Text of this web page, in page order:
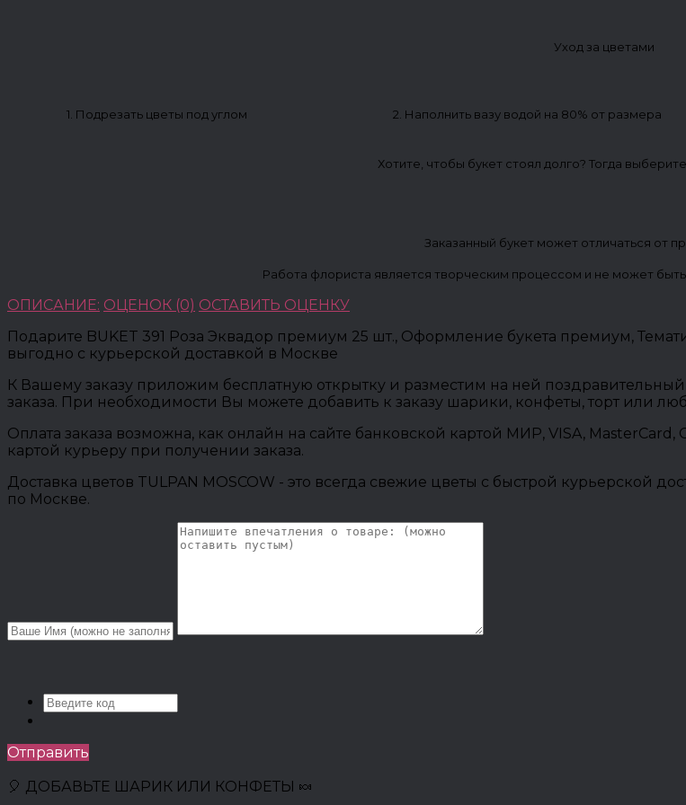
Уход за цветами
1. Подрезать цветы под углом 2. Наполнить вазу водой на 80% от размера
Хотите, чтобы букет стоял долго? Тогда
Заказанный букет может отличаться от
Работа флориста является творческим процессом и не может
ОПИСАНИЕ: ОЦЕНОК (0) ОСТАВИТЬ ОЦЕНКУ
Подарите BUKET 391 Роза Эквадор премиум 25 шт., Оформление букета премиум,
выгодно с курьерской доставкой в Москве
К Вашему заказу приложим бесплатную открытку и разместим на ней
заказа. При необходимости Вы можете добавить к заказу шарики, конфеты, торт или
Оплата заказа возможна, как онлайн на сайте банковской картой МИР, VISA,
картой курьеру при получении заказа.
Доставка цветов TULPAN MOSCOW - это всегда свежие цветы с быстрой курьерской
по Москве.
Отправить
🎈 ДОБАВЬТЕ ШАРИК ИЛИ КОНФЕТЫ 🍬